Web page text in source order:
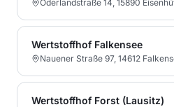
Oderlandstraße 14, 15890
Wertstoffhof Falkensee
Nauener Straße 97, 14612
Wertstoffhof Forst (Lausitz)